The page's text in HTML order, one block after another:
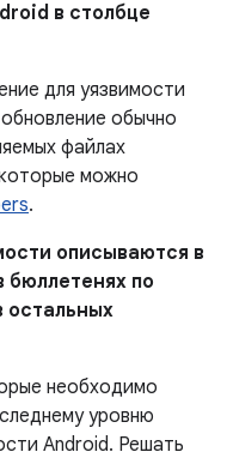
в столбце
для уязвимости
обычно
файлах
можно
.
описываются в
бюллетенях по
остальных
необходимо
уровню
Android. Решать